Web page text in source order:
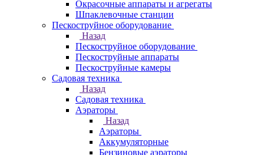
Окрасочные аппараты и агрегаты
Шпаклевочные станции
Пескоструйное оборудование
Назад
Пескоструйное оборудование
Пескоструйные аппараты
Пескоструйные камеры
Садовая техника
Назад
Садовая техника
Аэраторы
Назад
Аэраторы
Аккумуляторные
Бензиновые аэраторы